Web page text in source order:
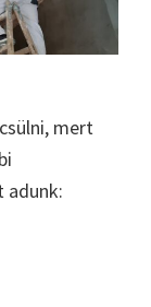
mert
adunk: